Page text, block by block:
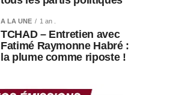
A LA UNE 1 an .
TCHAD – Entretien avec
Fatimé Raymonne Habré :
la plume comme riposte !